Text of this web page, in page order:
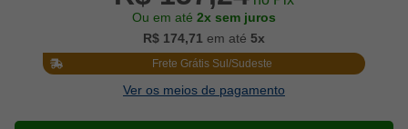
Ou em até 2x sem juros
R$ 174,71 em até 5x
Frete Grátis Sul/Sudeste
Ver os meios de pagamento